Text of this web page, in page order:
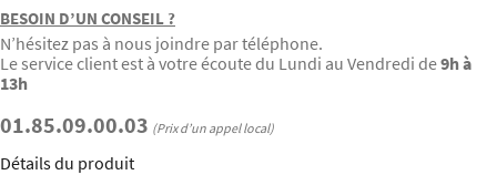
BESOIN D’UN CONSEIL ?
N’hésitez pas à nous joindre par téléphone.
Le service client est à votre écoute du Lundi au Vendredi de9h à
13h
01.85.09.00.03 (Prix d’un appel local)
Détails du produit